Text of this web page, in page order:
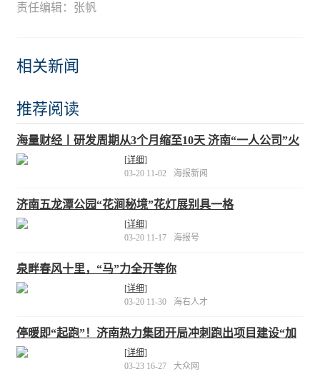
责任编辑：张帆
相关新闻
推荐阅读
海量财经丨研发周期从3个月缩至10天 济南“一人公司”火
了
[详细]
03-20 11-02
海报新闻
济南五龙潭公园“花涧秘境”花灯展别具一格
[详细]
03-20 11-17
海报号
泉畔春风十里，“马”力全开等你
[详细]
03-20 11-30
海右人才
停暖即“起跑”！济南热力集团开局冲刺跑出项目建设“加
速度”
[详细]
03-23 16-27
大众网